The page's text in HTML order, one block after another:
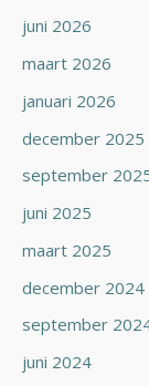
juni 2026
maart 2026
januari 2026
december 2025
september
juni 2025
maart 2025
december 2024
september
juni 2024